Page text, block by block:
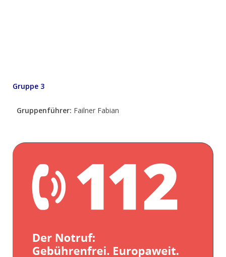
Gruppe 3
Gruppenführer: Failner Fabian